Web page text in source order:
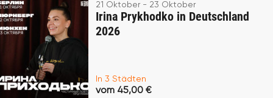
21 Oktober - 23 Oktober
Irina Prykhodko in Deutschland
2026
In 3 Städten
vom 45,00 €